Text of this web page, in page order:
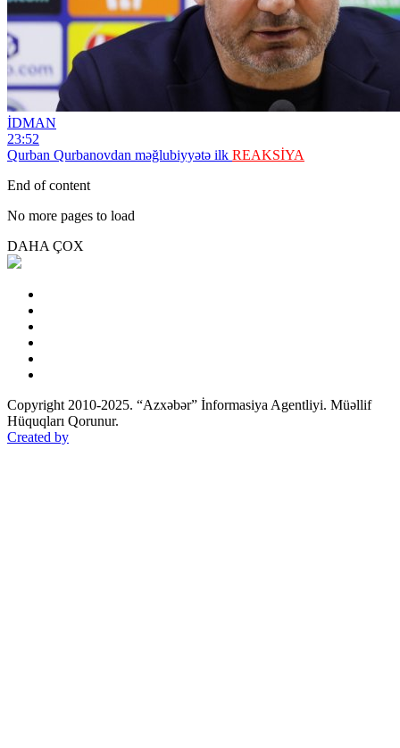
İDMAN
23:52
Qurban Qurbanovdan məğlubiyyətə ilk REAKSİYA
End of content
No more pages to load
DAHA ÇOX
Copyright 2010-2025. “Azxəbər” İnformasiya Agentliyi. Müəllif
Hüquqları Qorunur.
Created by